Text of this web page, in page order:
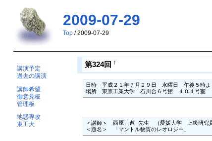
2009-07-29
Top/ 2009-07-29
講演予定
過去の講演
講師希望
御意見板
管理板
地惑専攻
東工大
第324回 †
日時　平成２１年７月２９日　水曜日　午後５時よ
場所　東京工業大学　石川台６号館　４０４号室
＜講師＞　西原　遊 先生　（愛媛大学　上級研究
＜題名＞　「マントル物質のレオロジー」